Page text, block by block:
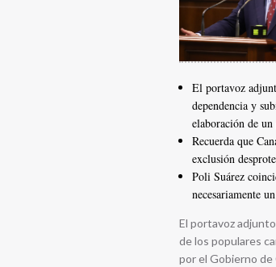
El portavoz
dependencia y
elaboración de
Recuerda que
exclusión
Poli Suárez
necesariamente
El portavoz
de los populares
por el Gobierno